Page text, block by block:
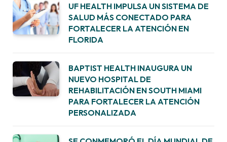
UF HEALTH IMPULSA UN SISTEMA DE
SALUD MÁS CONECTADO PARA
FORTALECER LA ATENCIÓN EN
FLORIDA
BAPTIST HEALTH INAUGURA UN
NUEVO HOSPITAL DE
REHABILITACIÓN EN SOUTH MIAMI
PARA FORTALECER LA ATENCIÓN
PERSONALIZADA